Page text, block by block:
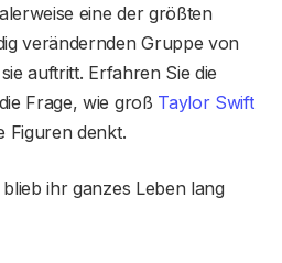
eine der größten
verändernden Gruppe von
auftritt. Erfahren Sie die
Frage, wie groß Taylor Swift
Figuren denkt.
ihr ganzes Leben lang